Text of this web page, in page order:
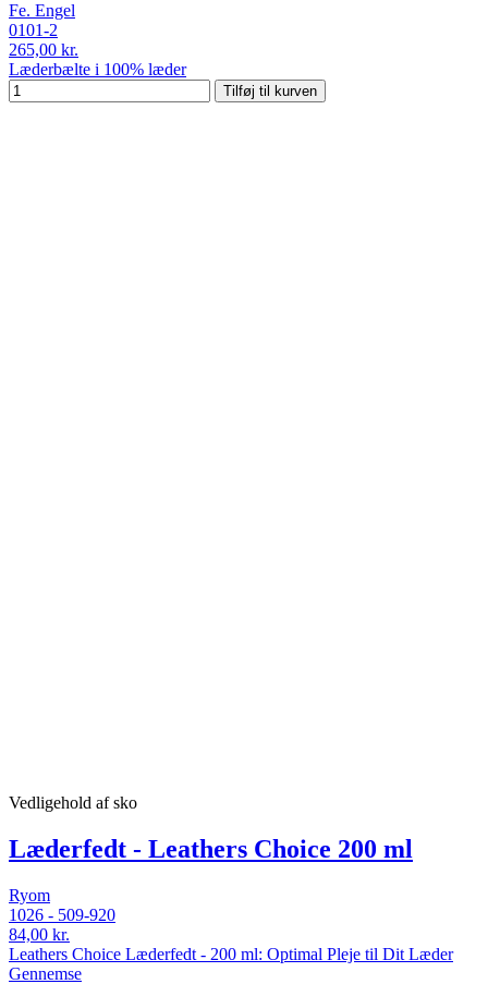
Fe. Engel
0101-2
265,00 kr.
Læderbælte i 100% læder
Tilføj til kurven
Vedligehold af sko
Læderfedt - Leathers Choice 200 ml
Ryom
1026 - 509-920
84,00 kr.
Leathers Choice Læderfedt - 200 ml: Optimal Pleje til Dit Læder
Gennemse